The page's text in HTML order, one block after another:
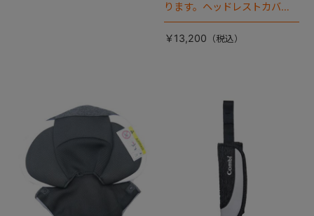
ります。ヘッドレストカバー
は別売りです。
￥13,200